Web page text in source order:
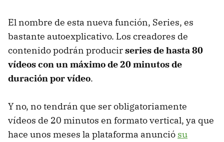
El nombre de esta nueva función, Series, es
bastante autoexplicativo. Los creadores de
contenido podrán producirseries de hasta 80
vídeos con un máximo de 20 minutos de
duración por vídeo.
Y no, no tendrán que ser obligatoriamente
vídeos de 20 minutos en formato vertical, ya que
hace unos meses la plataforma anunció su